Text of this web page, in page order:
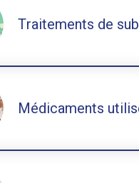
Traitements de
Médicaments